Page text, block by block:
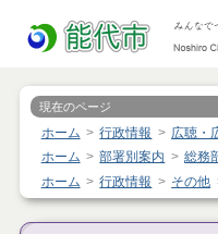
現在のページ
ホーム 行政情報 広聴・
ホーム
部署別案内 総務
ホーム
行政情報 その他